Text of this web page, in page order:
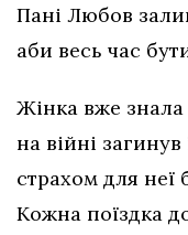
Пані Любов
аби весь час
Жінка вже знала
на війні
страхом для неї
Кожна поїздка